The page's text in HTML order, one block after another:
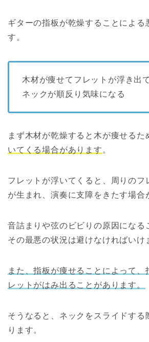
ギターの指板が乾燥することによる
す。
木材が痩せてフレットが浮き出
ネックが順反り気味になる
まず木材が乾燥すると木が痩せるた
いてくる場合があります 。
フレットが浮いてくると、周りのフ
が生まれ、演奏に支障をきたす場合
音詰まりや弦のビビりの原因になる
その最悪の状況は避けなければいけ
また、指板が痩せることによって、
レットがはみ出ることがあります。
そうなると、ネックをスライドする
ります。